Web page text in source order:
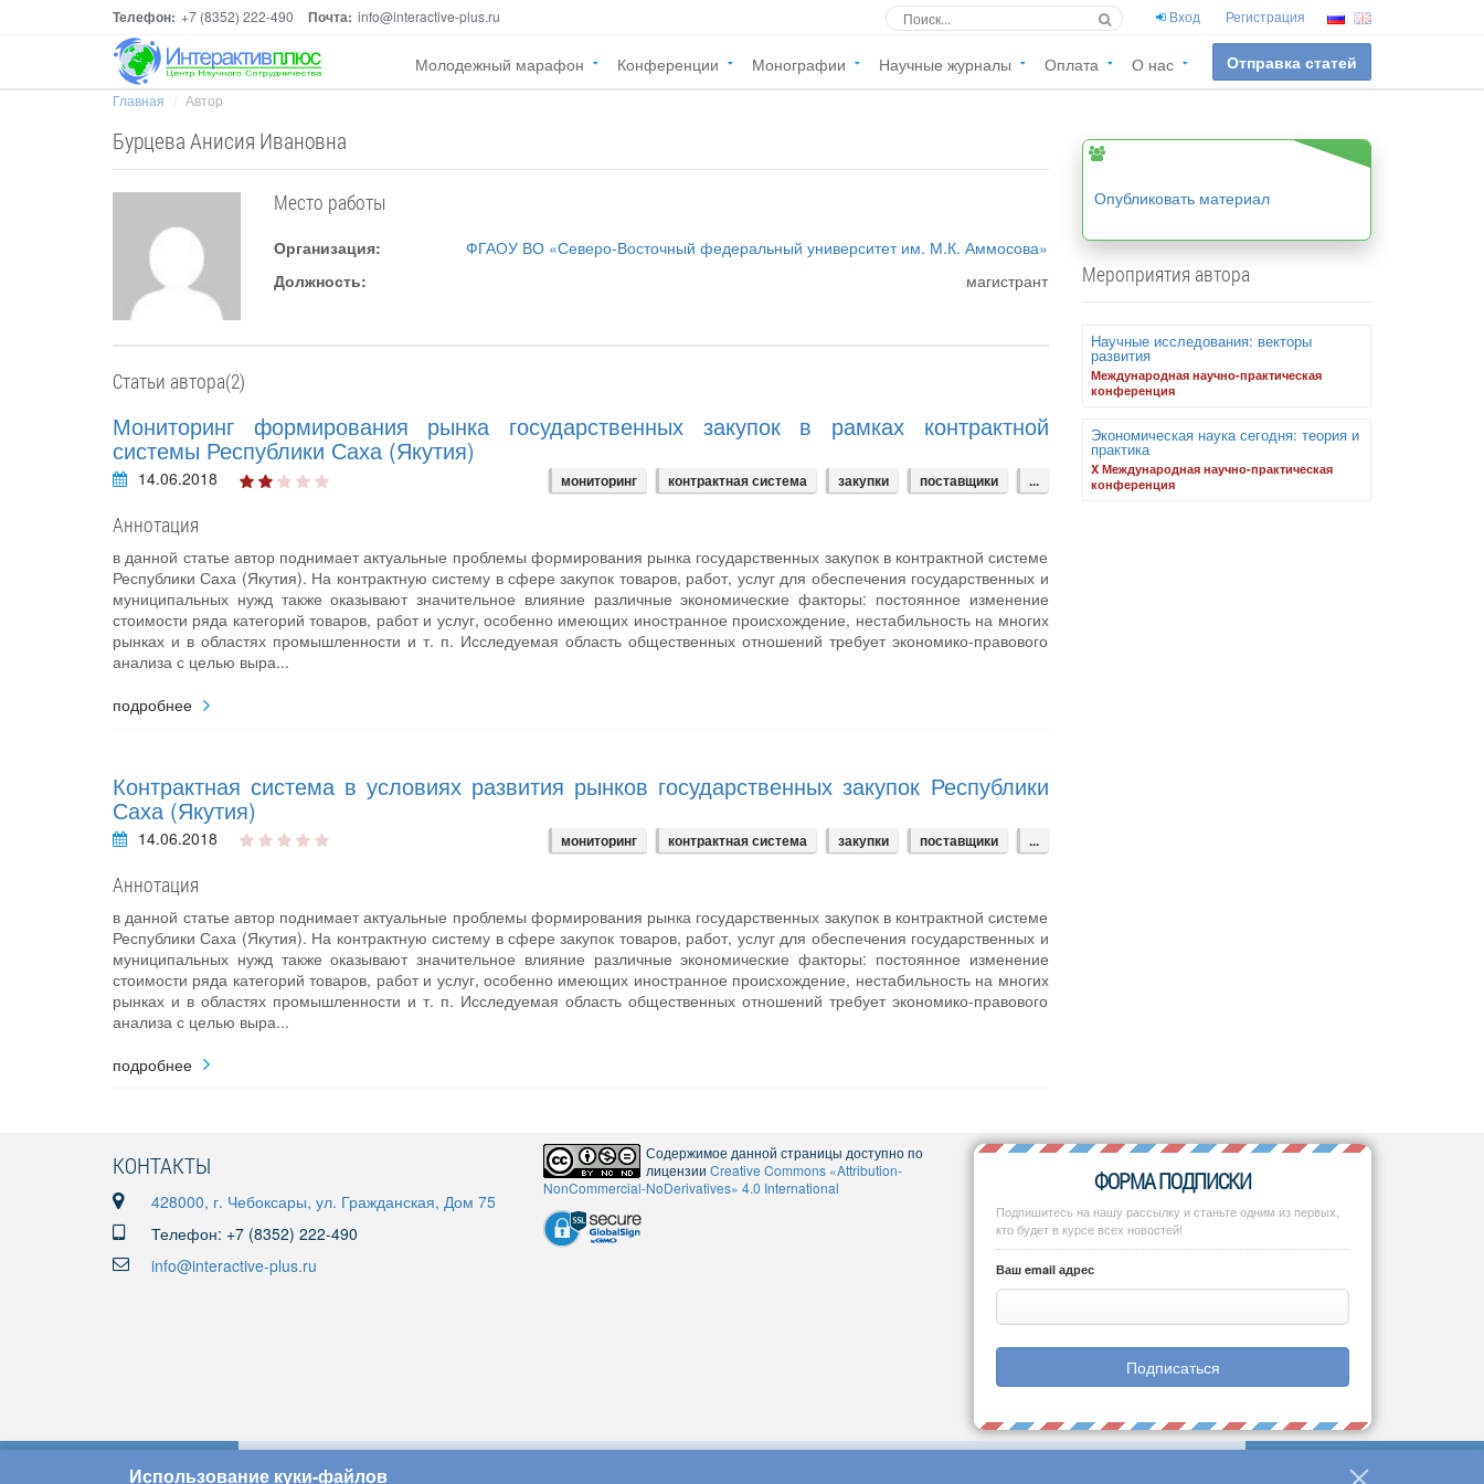
Телефон: +7 (8352) 222-490 Почта: info@interactive-plus.ru Вход Регистрация
Молодежный марафон Конференции Монографии Научные журналы Оплата О нас Отправка статей
Главная Автор
Бурцева Анисия Ивановна
Место работы
Организация:
ФГАОУ ВО «Северо-Восточный федеральный университет им. М.К. Аммосова»
Должность:
магистрант
Статьи автора(2)
Мониторинг формирования рынка государственных закупок в рамках контрактной
системы Республики Саха (Якутия)
14.06.2018 мониторинг контрактная система закупки поставщики ...
Аннотация
в данной статье автор поднимает актуальные проблемы формирования рынка государственных закупок в контрактной системе
Республики Саха (Якутия). На контрактную систему в сфере закупок товаров, работ, услуг для обеспечения государственных и
муниципальных нужд также оказывают значительное влияние различные экономические факторы: постоянное изменение
стоимости ряда категорий товаров, работ и услуг, особенно имеющих иностранное происхождение, нестабильность на многих
рынках и в областях промышленности и т. п. Исследуемая область общественных отношений требует экономико-правового
анализа с целью выра...
подробнее
Контрактная система в условиях развития рынков государственных закупок Республики
Саха (Якутия)
14.06.2018 мониторинг контрактная система закупки поставщики ...
Аннотация
в данной статье автор поднимает актуальные проблемы формирования рынка государственных закупок в контрактной системе
Республики Саха (Якутия). На контрактную систему в сфере закупок товаров, работ, услуг для обеспечения государственных и
муниципальных нужд также оказывают значительное влияние различные экономические факторы: постоянное изменение
стоимости ряда категорий товаров, работ и услуг, особенно имеющих иностранное происхождение, нестабильность на многих
рынках и в областях промышленности и т. п. Исследуемая область общественных отношений требует экономико-правового
анализа с целью выра...
подробнее
Опубликовать материал
Мероприятия автора
Научные исследования: векторы
развития
Международная научно-практическая
конференция
Экономическая наука сегодня: теория и
практика
X Международная научно-практическая
конференция
КОНТАКТЫ
428000, г. Чебоксары, ул. Гражданская, Дом 75
Телефон: +7 (8352) 222-490
info@interactive-plus.ru
Содержимое данной страницы доступно по
лицензии Creative Commons «Attribution-
NonCommercial-NoDerivatives» 4.0 International
ФОРМА ПОДПИСКИ
Подпишитесь на нашу рассылку и станьте одним из первых,
кто будет в курсе всех новостей!
Ваш email адрес
Подписаться
Использование куки-файлов